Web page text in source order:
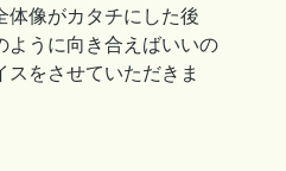
体像がカタチにした後
ように向き合えばいいの
をさせていただきま